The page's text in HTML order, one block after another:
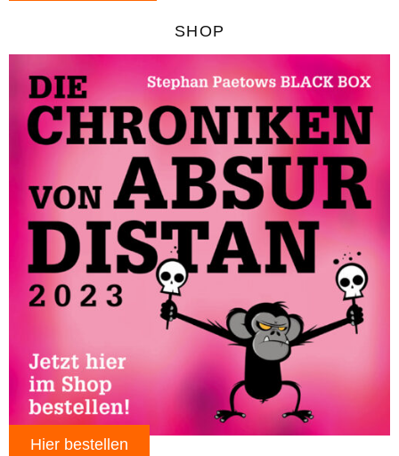
SHOP
Hier bestellen